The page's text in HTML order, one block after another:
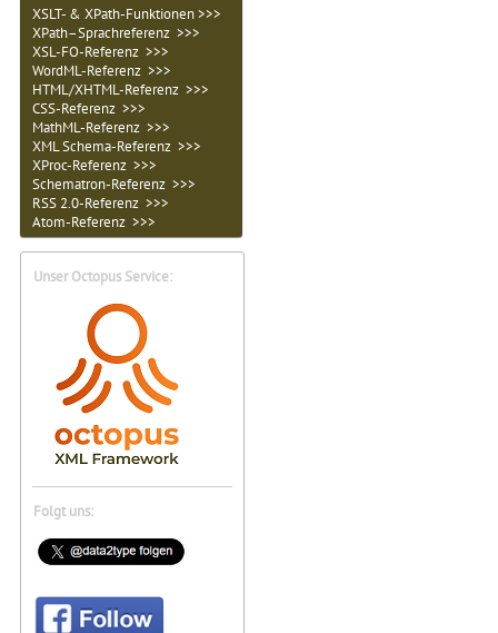
XSLT- & XPath-Funktionen >>>
XPath–Sprachreferenz >>>
XSL-FO-Referenz >>>
WordML-Referenz >>>
HTML/XHTML-Referenz >>>
CSS-Referenz >>>
MathML-Referenz >>>
XML Schema-Referenz >>>
XProc-Referenz >>>
Schematron-Referenz >>>
RSS 2.0-Referenz >>>
Atom-Referenz >>>
Unser Octopus Service:
Folgt uns: